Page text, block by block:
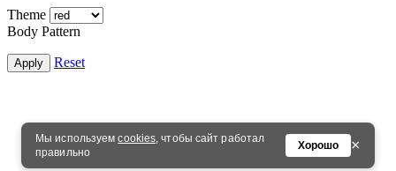
Мы используемcookies, чтобы сайт работал
правильно
Хорошо ×
Theme
Body Pattern
Apply Reset